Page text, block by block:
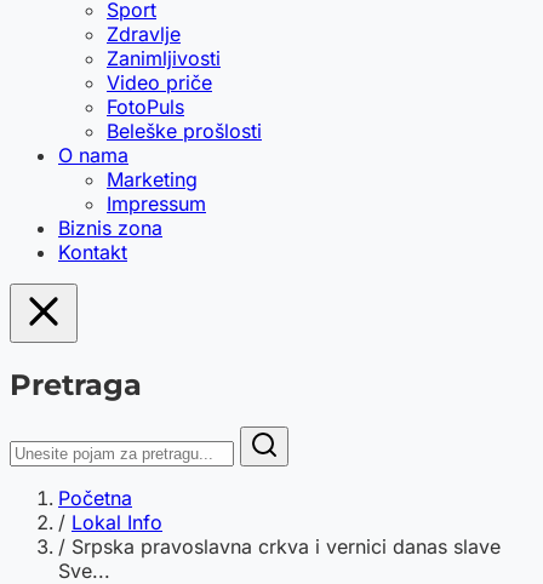
Sport
Zdravlje
Zanimljivosti
Video priče
FotoPuls
Beleške prošlosti
O nama
Marketing
Impressum
Biznis zona
Kontakt
Pretraga
Početna
/ Lokal Info
/ Srpska pravoslavna crkva i vernici danas slave
Sve...